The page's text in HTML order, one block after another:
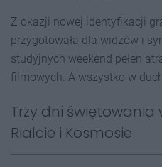
Z okazji nowej identyfikacji
przygotowała dla widzów i
studyjnych weekend pełen
filmowych. A wszystko w
Trzy dni świętowania
Rialcie i Kosmosie